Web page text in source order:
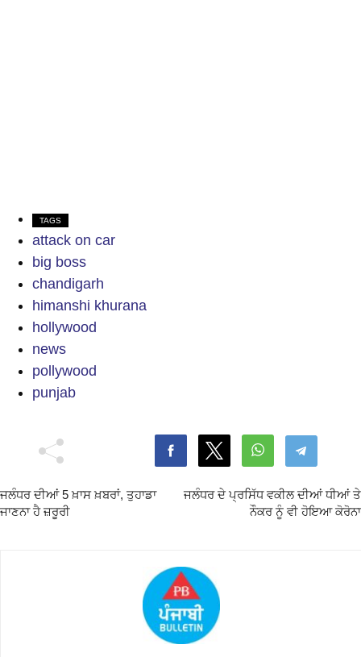
TAGS
attack on car
big boss
chandigarh
himanshi khurana
hollywood
news
pollywood
punjab
ਜਲੰਧਰ ਦੀਆਂ 5 ਖ਼ਾਸ ਖ਼ਬਰਾਂ, ਤੁਹਾਡਾ
ਜਾਣਨਾ ਹੈ ਜ਼ਰੂਰੀ
ਜਲੰਧਰ ਦੇ ਪ੍ਰਸਿੱਧ ਵਕੀਲ ਦੀਆਂ ਧੀਆਂ ਤੇ
ਨੌਕਰ ਨੂੰ ਵੀ ਹੋਇਆ ਕੋਰੋਨਾ